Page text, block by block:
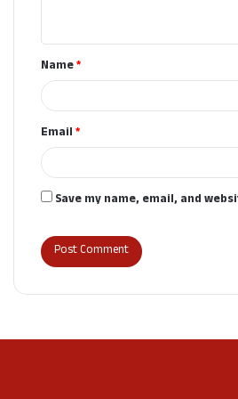
t
*Name*
Email*
Save my name, email, and